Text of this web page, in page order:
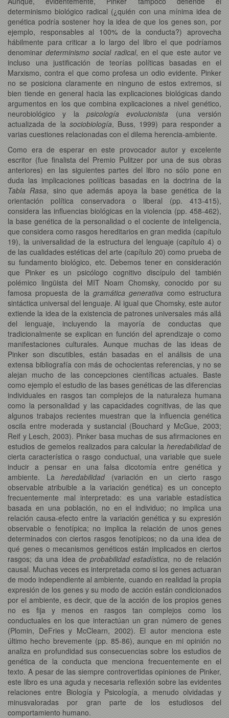
determinismo biológico radical (¿quién con una mínima idea de
genética podría sostener hoy la idea de que los genes son, por
ejemplo, responsables al 100% de la conducta?) aprovecha
hábilmente para criticar a lo largo del libro el que podríamos
denominardeterminismo social radical, en el que este autor ve
incluso una justificación de teorías políticas basadas en el
Marxismo, contra el que como profesa un odio evidente. Pinker
no se posiciona claramente en ninguno de estos extremos, si
bien tiende en general hacia las explicaciones biológicas dando
argumentos en los que combina explicaciones a nivel genético,
neurobiológico y la psicología evolucionista (una versión
actualizada de la sociobiología, Buss, 1999) para responder a
varias cuestiones relacionadas con el dilema herencia-ambiente.
Como era de esperar en este provocador autor y excelente
escritor (fue finalista del Premio Pulitzer por una de sus obras
anteriores) en las siguientes partes del libro no sólo pone en
duda las implicaciones políticas basadas en la doctrina de la
Tabla Rasa, sino que además apoya la base genética de la
orientación política conservadora o liberal (pp. 413-415),
considera las influencias biológicas en la violencia (pp. 458-462),
la base genética de la personalidad o el cociente de inteligencia,
que considera como rasgos hereditarios en gran medida (capítulo
19), la universalidad de la estructura del lenguaje (capítulo 4) o
de las cualidades estéticas del arte (capítulo 20) como prueba de
su fundamento biológico, etc. Debemos tener en consideración
que Pinker es un psicólogo cognitivo discípulo del también
polémico lingüista del MIT Noam Chomsky, conocido por su
famosa propuesta de lagramática generativa como estructura
sintáctica universal del lenguaje. Al igual que Chomsky, este autor
extiende la idea de la existencia de patrones universales más allá
del lenguaje, incluyendo la mayoría de conductas que
tradicionalmente se explican en función del aprendizaje o como
manifestaciones culturales. Aunque muchas de las ideas de
Pinker son discutibles, están basadas en el análisis de una
extensa bibliografía con más de ochocientas referencias, y no se
alejan mucho de las concepciones científicas actuales. Baste
como ejemplo el estudio de las bases genéticas de las diferencias
individuales en rasgos tan complejos de la naturaleza humana
como la personalidad y las capacidades cognitivas, de las que
algunos trabajos recientes muestran que la influencia genética
oscila entre moderada y sustancial (Bouchard y McGue, 2003;
Reif y Lesch, 2003). Pinker basa muchas de sus afirmaciones en
estudios de gemelos realizados para calcular laheredabilidadde
cierta característica o rasgo conductual, una variable que suele
inducir a pensar en una falsa dicotomía entre genética y
ambiente. Laheredabilidad(variación en un cierto rasgo
observable atribuible a la variación genética) es un concepto
frecuentemente mal interpretado: es una variable estadística
basada en una población, no en el individuo; no implica una
relación causa-efecto entre la variación genética y su expresión
observable o fenotípica; no implica la relación de unos genes
determinados con ciertos rasgos fenotípicos; no da una idea de
qué genes o mecanismos genéticos están implicados en ciertos
rasgos; da una idea deprobabilidad estadística, no de relación
causal. Muchas veces es interpretada como si los genes actuaran
de modo independiente al ambiente, cuando en realidad la propia
expresión de los genes y su modo de acción están condicionados
por el ambiente, es decir, que de la acción de los propios genes
no es fija y menos en rasgos tan complejos como los
conductuales en los que interactúan un gran número de genes
(Plomin, DeFries y McClearn, 2002). El autor menciona este
último hecho brevemente (pp. 85-86), aunque en mi opinión no
analiza en profundidad sus consecuencias sobre los estudios de
genética de la conducta que menciona frecuentemente en el
texto. A pesar de las siempre controvertidas opiniones de Pinker,
este libro es una aguda y necesaria reflexión sobre las evidentes
relaciones entre Biología y Psicología, a menudo olvidadas y
minusvaloradas por gran parte de los estudiosos del
comportamiento humano.